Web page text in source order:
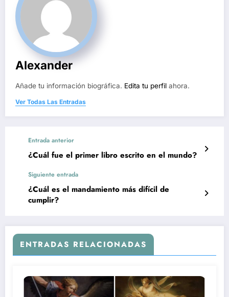
Alexander
Añade tu información biográfica. Edita tu perfil ahora.
Ver Todas Las Entradas
Entrada anterior
¿Cuál fue el primer libro escrito en el mundo?
Siguiente entrada
¿Cuál es el mandamiento más difícil de
cumplir?
ENTRADAS RELACIONADAS